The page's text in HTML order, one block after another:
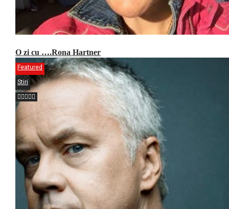
O zi cu ….Rona Hartner
Featured
Stiri